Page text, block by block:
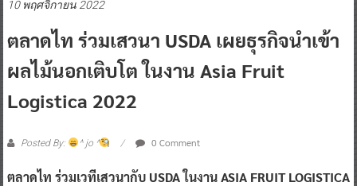
10 พฤศจิกายน 2022
ตลาดไท ร่วมเสวนา USDA เผยธุรกิจนำเข้า
ผลไม้นอกเติบโต ในงาน Asia Fruit
Logistica 2022
Posted By: ^ jo ^ 0 Comment
ตลาดไท ร่วมเวทีเสวนากับ USDA ในงาน ASIA FRUIT LOGISTICA